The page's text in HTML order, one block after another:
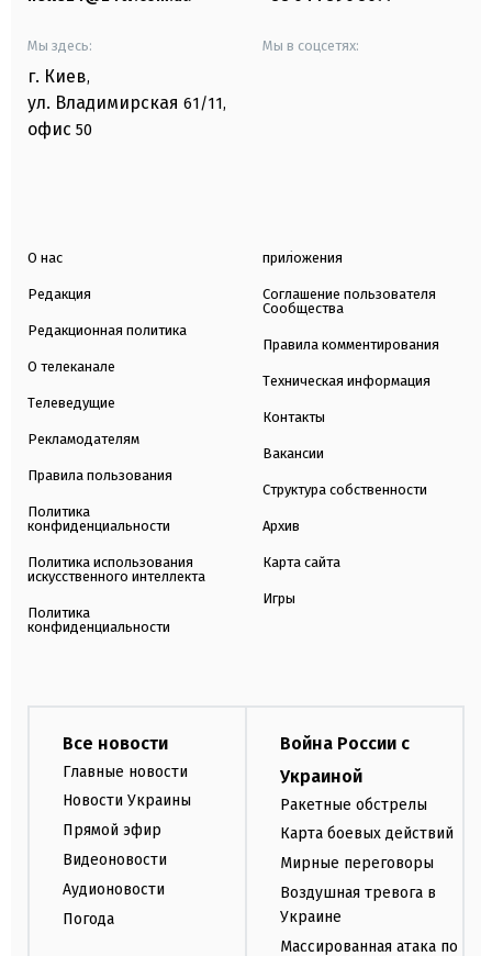
Мы здесь:
г. Киев,
ул. Владимирская 61/11,
офис 50
Мы в соцсетях:
О нас
Редакция
Редакционная политика
О телеканале
Телеведущие
Рекламодателям
Правила пользования
Политика
конфиденциальности
Политика использования
искусственного интеллекта
Политика
конфиденциальности
приложения
Соглашение пользователя
Сообщества
Правила комментирования
Техническая информация
Контакты
Вакансии
Структура собственности
Архив
Карта сайта
Игры
Все новости
Главные новости
Новости Украины
Прямой эфир
Видеоновости
Аудионовости
Погода
Война России с
Украиной
Ракетные обстрелы
Карта боевых действий
Мирные переговоры
Воздушная тревога в
Украине
Массированная атака по